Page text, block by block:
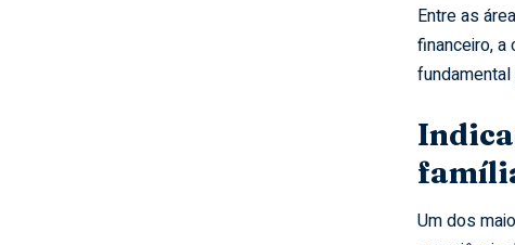
Entre as
financeiro,
Um dos